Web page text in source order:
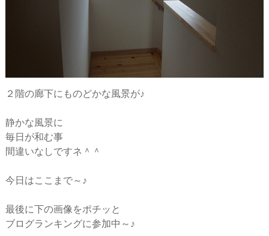
２階の廊下にものどかな風景が♪
静かな風景に
毎日が和む事
間違いなしですネ＾＾
今日はここまで～♪
最後に下の画像をポチッと
ブログランキングに参加中～♪